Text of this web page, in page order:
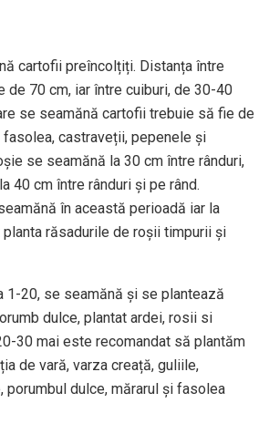
cartofii preîncolțiți. Distanța între
de 70 cm, iar între cuiburi, de 30-40
se seamănă cartofii trebuie să fie de
fasolea, castraveții, pepenele și
se seamănă la 30 cm între rânduri,
40 cm între rânduri și pe rând.
în această perioadă iar la
răsadurile de roșii timpurii și
1-20, se seamănă și se plantează
dulce, plantat ardei, rosii si
30 mai este recomandat să plantăm
de vară, varza creață, guliile,
porumbul dulce, mărarul și fasolea